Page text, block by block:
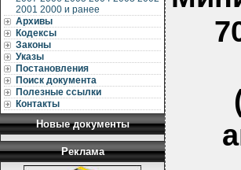
2001 2000 и ранее
Архивы
Кодексы
Законы
Указы
Постановления
Поиск документа
Полезные ссылки
Контакты
Новые документы
Реклама